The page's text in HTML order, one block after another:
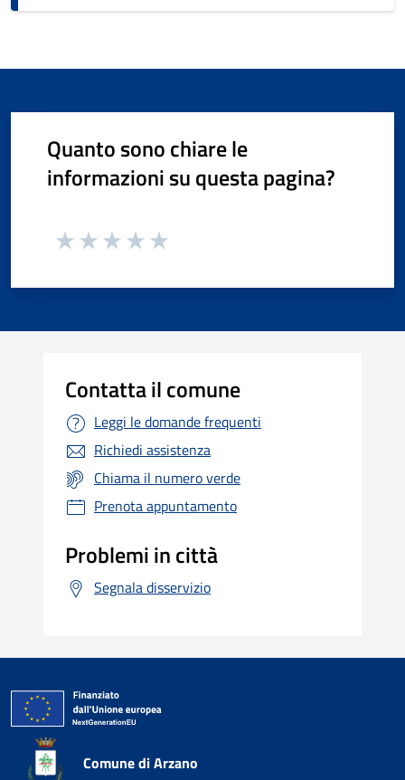
Quanto sono chiare le
informazioni su questa pagina?
Contatta il comune
Leggi le domande frequenti
Richiedi assistenza
Chiama il numero verde
Prenota appuntamento
Problemi in città
Segnala disservizio
Comune di Arzano